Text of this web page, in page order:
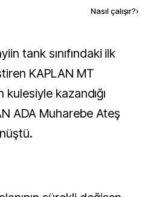
Nasıl çalışır?›
KAPLAN MT
kazandığı
ADA Muharebe Ateş